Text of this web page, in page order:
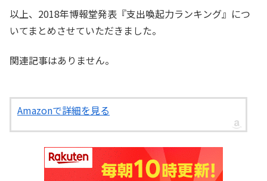
以上、2018年博報堂発表『支出喚起力ランキング』につ
いてまとめさせていただきました。
関連記事はありません。
Amazonで詳細を見る